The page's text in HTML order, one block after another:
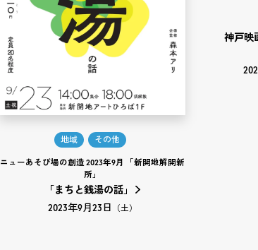
地域 その他
ニューあそび場の創造 2023年9月 「新開地解開新
所」
「まちと銭湯の話」
2023年9月23日
（土）
神戸映